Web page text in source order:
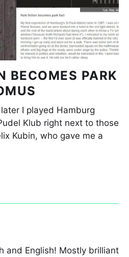
BECOMES PARK
I played Hamburg
Klub right next to those
Kubin, who gave me a
and English! Mostly brilliant